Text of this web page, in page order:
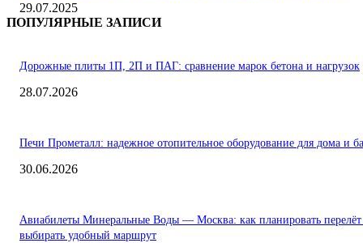
29.07.2025
ПОПУЛЯРНЫЕ ЗАПИСИ
Дорожные плиты 1П, 2П и ПАГ: сравнение марок бетона и нагрузок
28.07.2026
Печи Прометалл: надежное отопительное оборудование для дома и
30.06.2026
Авиабилеты Минеральные Воды — Москва: как планировать
выбирать удобный маршрут